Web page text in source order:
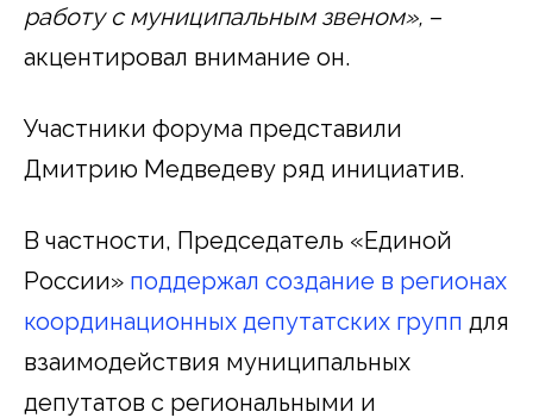
работу с муниципальным звеном», –
акцентировал внимание он.
Участники форума представили
Дмитрию Медведеву ряд инициатив.
В частности, Председатель «Единой
России» поддержал создание в регионах
координационных депутатских групп для
взаимодействия муниципальных
депутатов с региональными и